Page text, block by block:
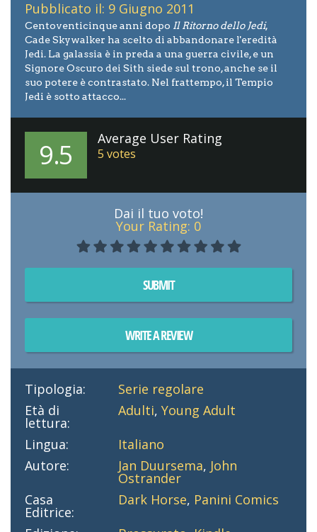
Pubblicato il: 9 Giugno 2011
Centoventicinque anni dopo Il Ritorno dello Jedi,
Cade Skywalker ha scelto di abbandonare l'eredità
Jedi. La galassia è in preda a una guerra civile, e un
Signore Oscuro dei Sith siede sul trono, anche se il
suo potere è contrastato. Nel frattempo, il Tempio
Jedi è sotto attacco...
9.5 Average User Rating
5 votes
Dai il tuo voto!
Your Rating: 0
SUBMIT
WRITE A REVIEW
Tipologia:
Serie regolare
Età di
lettura:
Adulti,Young Adult
Lingua:
Italiano
Autore:
Jan Duursema, John
Ostrander
Casa
Editrice:
Dark Horse, Panini Comics